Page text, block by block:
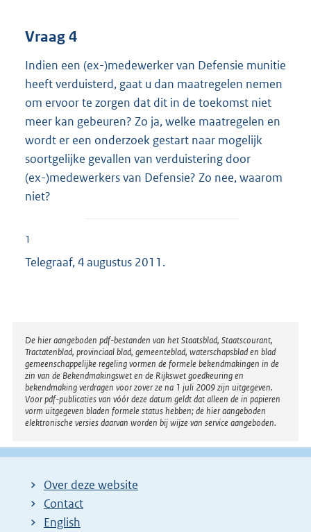
Vraag 4
Indien een (ex-)medewerker van Defensie munitie
heeft verduisterd, gaat u dan maatregelen nemen
om ervoor te zorgen dat dit in de toekomst niet
meer kan gebeuren? Zo ja, welke maatregelen en
wordt er een onderzoek gestart naar mogelijk
soortgelijke gevallen van verduistering door
(ex-)medewerkers van Defensie? Zo nee, waarom
niet?
1
Telegraaf, 4 augustus 2011.
Disclaimer
De hier aangeboden pdf-bestanden van het Staatsblad, Staatscourant,
Tractatenblad, provinciaal blad, gemeenteblad, waterschapsblad en blad
gemeenschappelijke regeling vormen de formele bekendmakingen in de
zin van de Bekendmakingswet en de Rijkswet goedkeuring en
bekendmaking verdragen voor zover ze na 1 juli 2009 zijn uitgegeven.
Voor pdf-publicaties van vóór deze datum geldt dat alleen de in papieren
vorm uitgegeven bladen formele status hebben; de hier aangeboden
elektronische versies daarvan worden bij wijze van service aangeboden.
Over deze website
Contact
English